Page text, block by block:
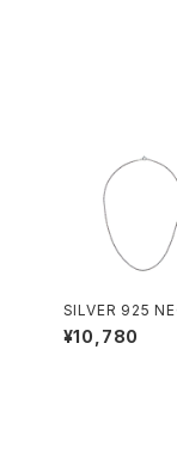
SILVER 925
CE
¥10,780